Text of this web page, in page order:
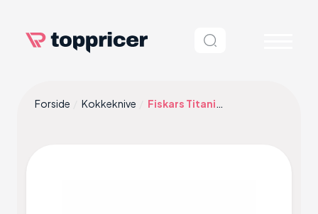
Forside Kokkeknive Fiskars Titanium 1027294 Kokkekniv 20 cm